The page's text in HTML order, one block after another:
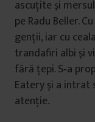
ascuţite şi
pe Radu Beller.
genţii, iar cu
trandafiri albi şi
fără ţepi. S‐a
Eatery şi a intrat
atenţie.